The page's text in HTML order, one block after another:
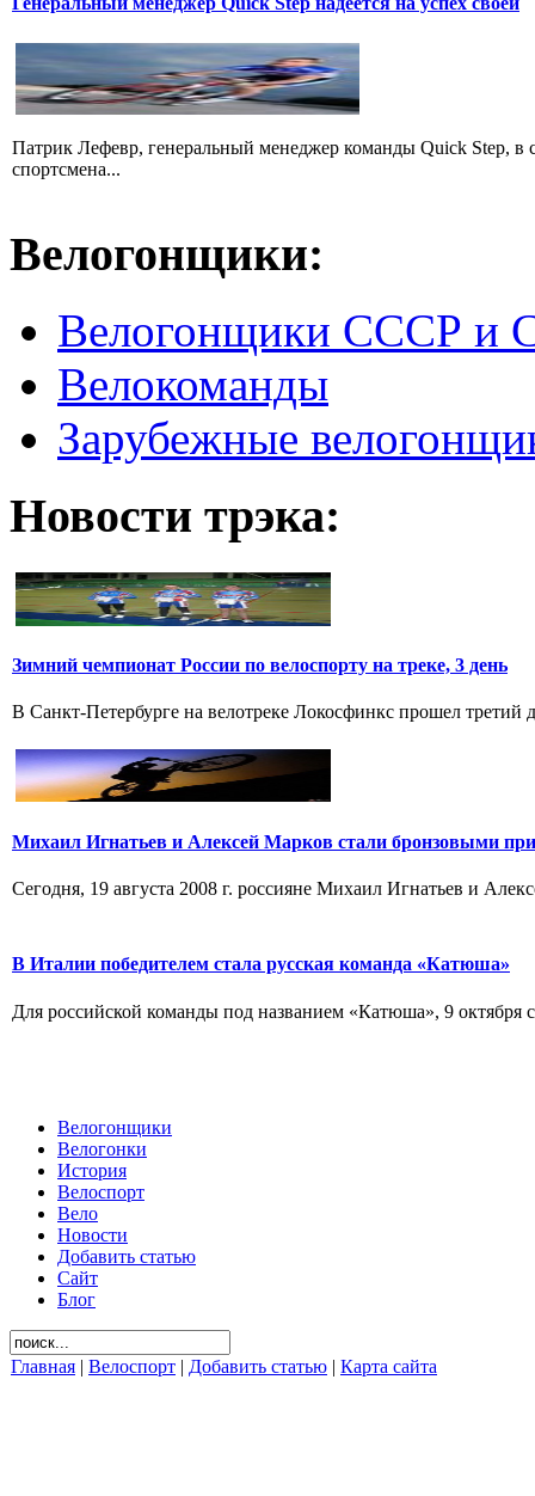
Патрик Лефевр, генеральный менеджер команды Quick Step, в
спортсмена...
Велогонщики:
Велогонщики СССР и
Велокоманды
Зарубежные
Новости трэка:
Зимний чемпионат России по велоспорту на треке, 3 день
В Санкт-Петербурге на велотреке Локосфинкс прошел третий
Михаил Игнатьев и Алексей Марков стали бронзовыми
Сегодня, 19 августа 2008 г. россияне Михаил Игнатьев и
В Италии победителем стала русская команда «Катюша»
Для российской команды под названием «Катюша», 9 октября
Велогонщики
Велогонки
История
Велоспорт
Вело
Новости
Добавить статью
Сайт
Блог
Главная | Велоспорт | Добавить статью | Карта сайта